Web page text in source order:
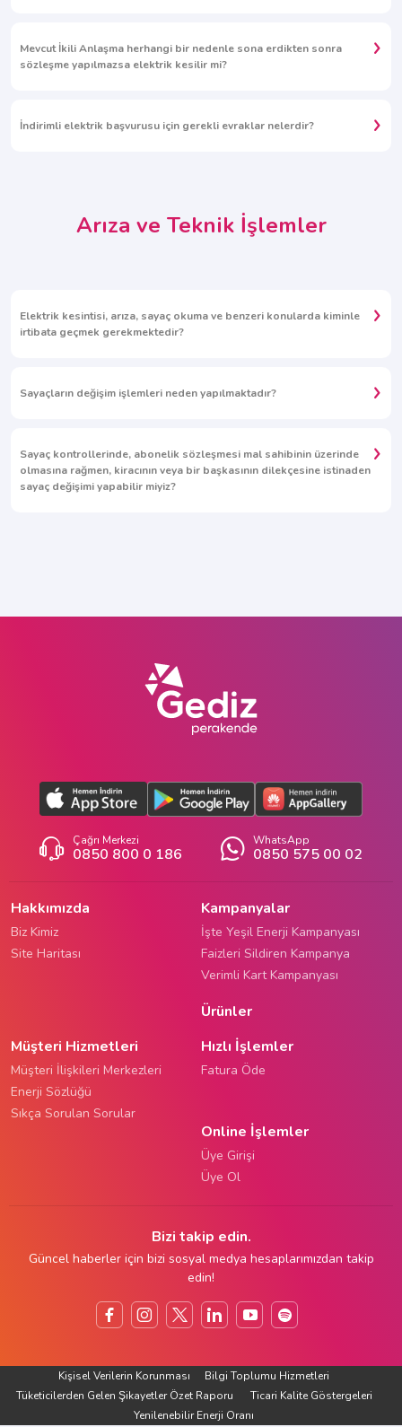
Mevcut İkili Anlaşma herhangi bir nedenle sona erdikten sonra
sözleşme yapılmazsa elektrik kesilir mi?
İndirimli elektrik başvurusu için gerekli evraklar nelerdir?
Arıza ve Teknik İşlemler
Elektrik kesintisi, arıza, sayaç okuma ve benzeri konularda kiminle
irtibata geçmek gerekmektedir?
Sayaçların değişim işlemleri neden yapılmaktadır?
Sayaç kontrollerinde, abonelik sözleşmesi mal sahibinin üzerinde
olmasına rağmen, kiracının veya bir başkasının dilekçesine istinaden
sayaç değişimi yapabilir miyiz?
Çağrı Merkezi
0850 800 0 186
WhatsApp
0850 575 00 02
Bizi takip edin.
Güncel haberler için bizi sosyal medya hesaplarımızdan takip
edin!
Hakkımızda
Biz Kimiz
Site Haritası
Kampanyalar
İşte Yeşil Enerji Kampanyası
Faizleri Sildiren Kampanya
Verimli Kart Kampanyası
Ürünler
Müşteri Hizmetleri
Müşteri İlişkileri Merkezleri
Enerji Sözlüğü
Sıkça Sorulan Sorular
Hızlı İşlemler
Fatura Öde
Online İşlemler
Üye Girişi
Üye Ol
Kişisel Verilerin Korunması
Bilgi Toplumu Hizmetleri
Tüketicilerden Gelen Şikayetler Özet Raporu
Ticari Kalite Göstergeleri
Yenilenebilir Enerji Oranı